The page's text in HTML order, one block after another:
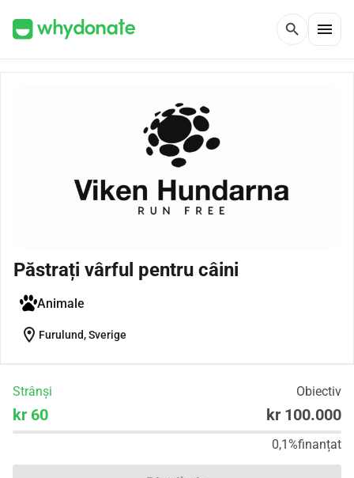
search menu
Păstrați vârful pentru câini
Animale
location_on Furulund, Sverige
Strânși Obiectiv
kr 60 kr 100.000
0,1%finanțat